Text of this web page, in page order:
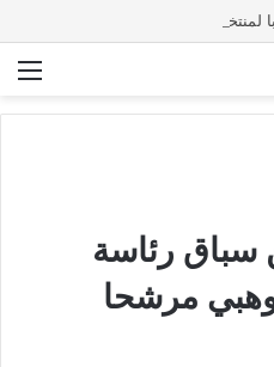
لمنتخب كوت ديفوار
سباق رئاسة
مرشحا